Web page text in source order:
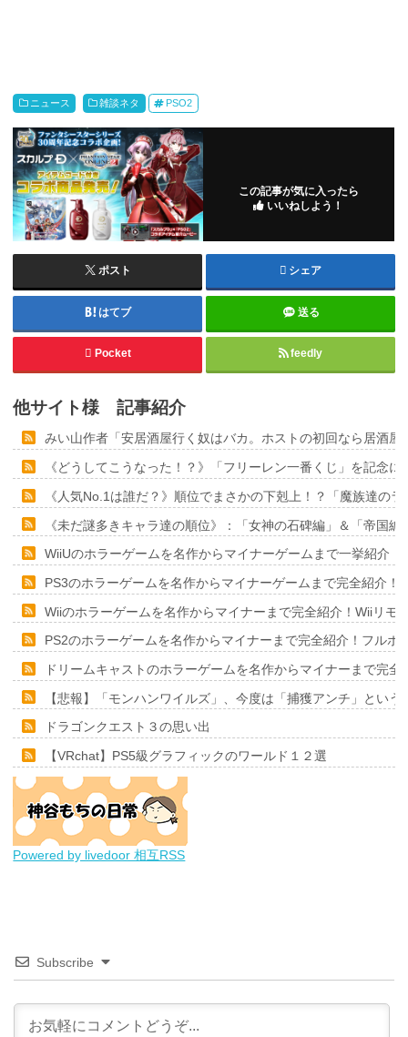
ニュース 雑談ネタ PSO2
この記事が気に入ったら
いいねしよう！
ポスト シェア
はてブ 送る
Pocket feedly
他サイト様 記事紹介
みい山作者「安居酒屋行く奴はバカ。ホストの初回なら居酒
《どうしてこうなった！？》「フリーレン一番くじ」を記念
《人気No.1は誰だ？》順位でまさかの下剋上！？「魔族達の
《未だ謎多きキャラ達の順位》：「女神の石碑編」＆「帝国
WiiUのホラーゲームを名作からマイナーゲームまで一挙紹介
PS3のホラーゲームを名作からマイナーゲームまで完全紹介
Wiiのホラーゲームを名作からマイナーまで完全紹介！Wiiリモ
PS2のホラーゲームを名作からマイナーまで完全紹介！フルポ
ドリームキャストのホラーゲームを名作からマイナーまで完
【悲報】「モンハンワイルズ」、今度は「捕獲アンチ」とい
ドラゴンクエスト３の思い出
【VRchat】PS5級グラフィックのワールド１２選
Powered by livedoor 相互RSS
Subscribe